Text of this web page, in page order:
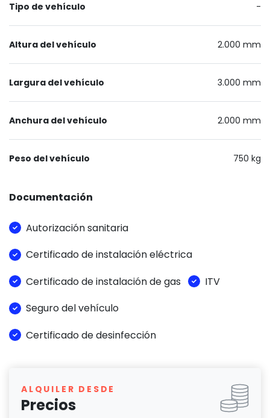
Tipo de vehículo -
Altura del vehículo 2.000 mm
Largura del vehículo 3.000 mm
Anchura del vehículo 2.000 mm
Peso del vehículo 750 kg
Documentación
Autorización sanitaria
Certificado de instalación eléctrica
Certificado de instalación de gas
ITV
Seguro del vehículo
Certificado de desinfección
ALQUILER DESDE
Precios